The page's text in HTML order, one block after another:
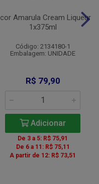
Amarula Cream Liqueur
1x375ml
Código: 2134180-1
Embalagem: UNIDADE
R$ 79,90
Adicionar
De 3 a 5: R$ 75,91
De 6 a 11: R$ 75,11
A partir de 12: R$ 73,51